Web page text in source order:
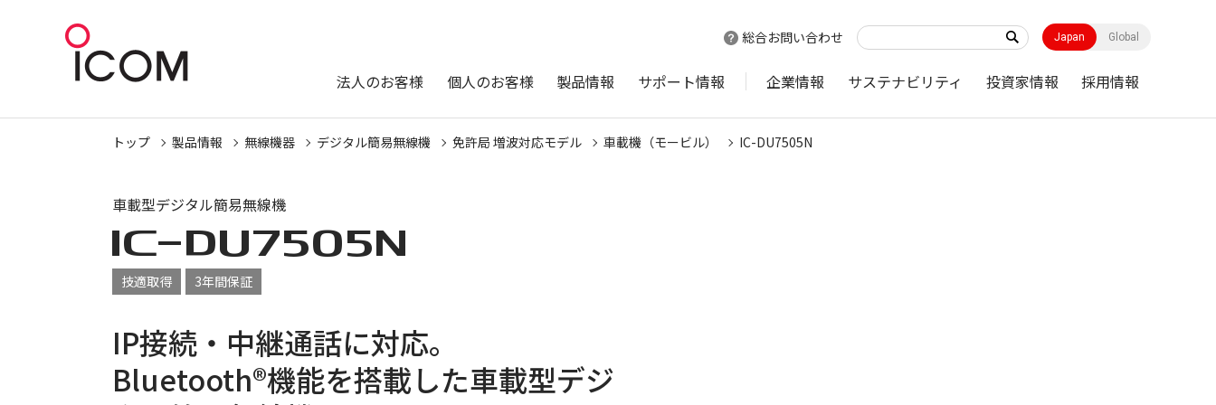
総合お問い合わせ Japan Global
法人のお客様 個人のお客様 製品情報 サポート情報 企業情報 サステナビリティ 投資家情報 採用情報
トップ 製品情報 無線機器 デジタル簡易無線機 免許局 増波対応モデル 車載機（モービル） IC-DU7505N
車載型デジタル簡易無線機
IC-DU7505N
技適取得 3年間保証
IP接続・中継通話に対応。
Bluetooth®機能を搭載した車載型デジ